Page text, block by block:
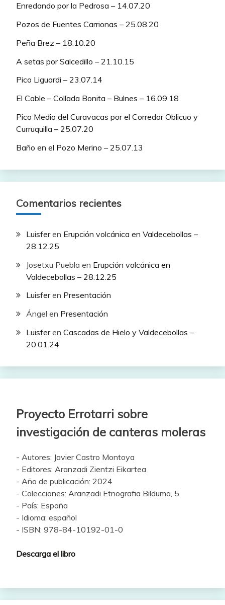
Enredando por la Pedrosa – 14.07.20
Pozos de Fuentes Carrionas – 25.08.20
Peña Brez – 18.10.20
A setas por Salcedillo – 21.10.15
Pico Liguardi – 23.07.14
El Cable – Collada Bonita – Bulnes – 16.09.18
Pico Medio del Curavacas por el Corredor Oblicuo y
Curruquilla – 25.07.20
Baño en el Pozo Merino – 25.07.13
Comentarios recientes
Luisferen Erupción volcánica en Valdecebollas –
28.12.25
Josetxu Puebla en Erupción volcánica en
Valdecebollas – 28.12.25
Luisferen Presentación
Ángel en Presentación
Luisferen Cascadas de Hielo y Valdecebollas –
20.01.24
Proyecto Errotarri sobre
investigación de canteras moleras
- Autores: Javier Castro Montoya
- Editores: Aranzadi Zientzi Eikartea
- Año de publicación: 2024
- Colecciones: Aranzadi Etnografia Bilduma, 5
- País: España
- Idioma: español
- ISBN: 978-84-10192-01-0
Descarga el libro